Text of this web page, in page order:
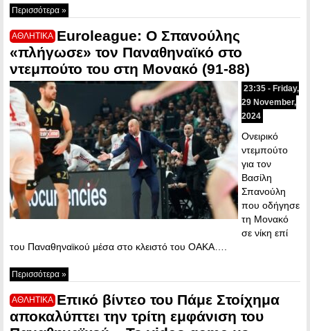
Περισσότερα »
ΑΘΛΗΤΙΚΑ Euroleague: Ο Σπανούλης
«πλήγωσε» τον Παναθηναϊκό στο
ντεμπούτο του στη Μονακό (91-88)
23:35 - Friday,
29 November,
2024
Ονειρικό
ντεμπούτο
για τον
Βασίλη
Σπανούλη
που οδήγησε
τη Μονακό
σε νίκη επί
του Παναθηναϊκού μέσα στο κλειστό του ΟΑΚΑ….
Περισσότερα »
ΑΘΛΗΤΙΚΑ Επικό βίντεο του Πάμε Στοίχημα
αποκαλύπτει την τρίτη εμφάνιση του